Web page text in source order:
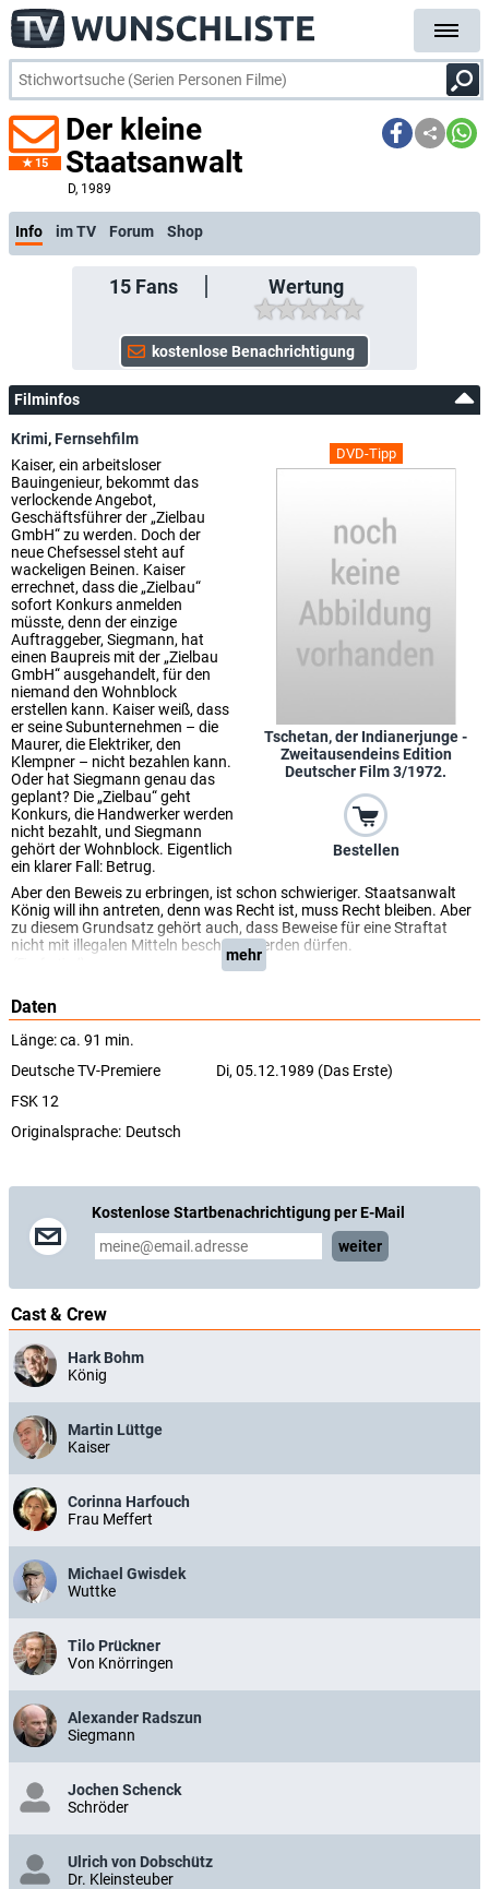
15
Der kleine
Staatsanwalt
D, 1989
Info im TV Forum Shop
15Fans Wertung
Filminfos
DVD-Tipp
Tschetan, der Indianerjunge -
Zweitausendeins Edition
Deutscher Film 3/1972.
Bestellen
Krimi,Fernsehfilm
Kaiser, ein arbeitsloser
Bauingenieur, bekommt das
verlockende Angebot,
Geschäftsführer der „Zielbau
GmbH“ zu werden. Doch der
neue Chefsessel steht auf
wackeligen Beinen. Kaiser
errechnet, dass die „Zielbau“
sofort Konkurs anmelden
müsste, denn der einzige
Auftraggeber, Siegmann, hat
einen Baupreis mit der „Zielbau
GmbH“ ausgehandelt, für den
niemand den Wohnblock
erstellen kann. Kaiser weiß, dass
er seine Subunternehmen – die
Maurer, die Elektriker, den
Klempner – nicht bezahlen kann.
Oder hat Siegmann genau das
geplant? Die „Zielbau“ geht
Konkurs, die Handwerker werden
nicht bezahlt, und Siegmann
gehört der Wohnblock. Eigentlich
ein klarer Fall: Betrug.
Aber den Beweis zu erbringen, ist schon schwieriger. Staatsanwalt
König will ihn antreten, denn was Recht ist, muss Recht bleiben. Aber
zu diesem Grundsatz gehört auch, dass Beweise für eine Straftat
nicht mit illegalen Mitteln beschafft werden dürfen.
mehr
Daten
Länge: ca. 91 min.
Deutsche TV-Premiere
Di, 05.12.1989 (Das Erste)
FSK 12
Originalsprache: Deutsch
Kostenlose Startbenachrichtigung per E-Mail
weiter
Cast & Crew
Hark Bohm
König
Martin Lüttge
Kaiser
Corinna Harfouch
Frau Meffert
Michael Gwisdek
Wuttke
Tilo Prückner
Von Knörringen
Alexander Radszun
Siegmann
Jochen Schenck
Schröder
Ulrich von Dobschütz
Dr. Kleinsteuber